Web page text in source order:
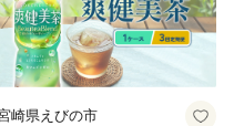
崎県えびの市